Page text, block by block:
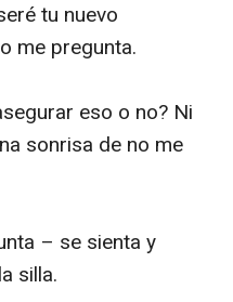
tu nuevo
me pregunta.
eso o no? Ni
sonrisa de no me
– se sienta y
silla.